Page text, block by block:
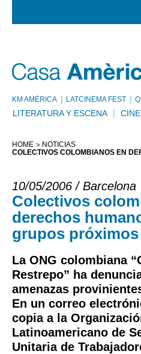
KM AMÈRICA LATCINEMA FEST
LITERATURA Y ESCENA CINE
HOME
NOTICIAS
COLECTIVOS COLOMBIANOS EN
10/05/2006 / Barcelona
Colectivos
derechos
grupos
La ONG colombiana
Restrepo” ha
amenazas
En un correo
copia a la
Latinoamericano de
Unitaria de